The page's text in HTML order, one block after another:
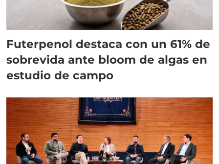
Futerpenol destaca con un 61% de
sobrevida ante bloom de algas en
estudio de campo